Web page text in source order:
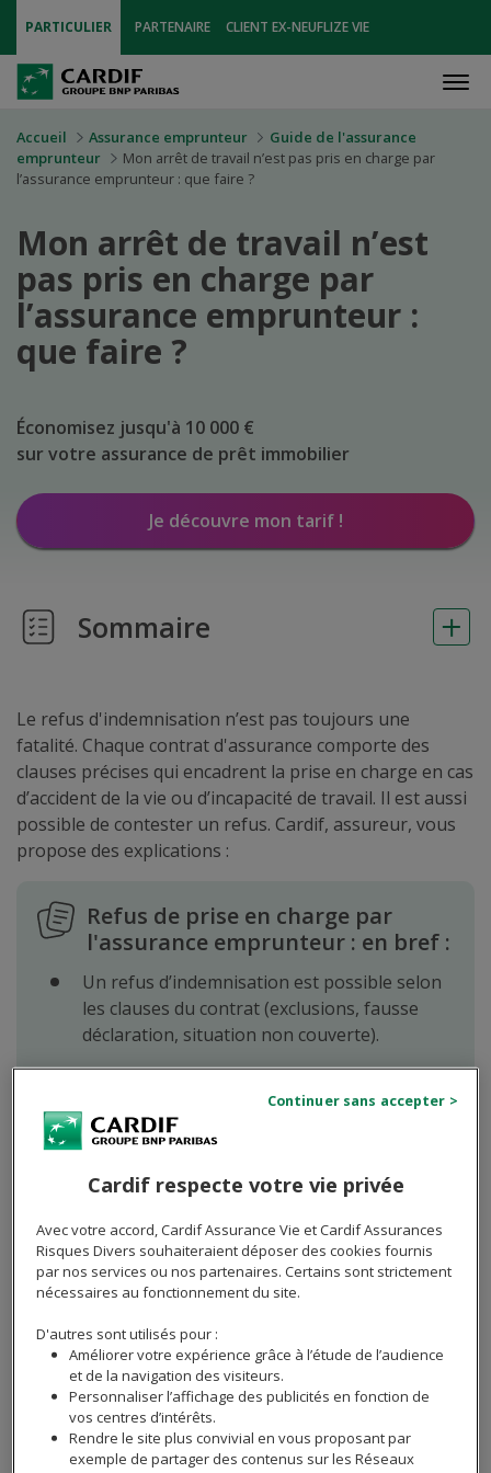
PARTICULIER PARTENAIRE CLIENT EX-NEUFLIZE VIE
Accueil Assurance emprunteur
Guide de l'assurance
emprunteur
Mon arrêt de travail n’est pas pris en charge par
l’assurance emprunteur : que faire ?
Mon arrêt de travail n’est
pas pris en charge par
l’assurance emprunteur :
que faire ?
Économisez jusqu'à 10 000 €
sur votre assurance de prêt immobilier
Je découvre mon tarif !
Sommaire
Le refus d'indemnisation n’est pas toujours une
fatalité. Chaque contrat d'assurance comporte des
clauses précises qui encadrent la prise en charge en cas
d’accident de la vie ou d’incapacité de travail. Il est aussi
possible de contester un refus. Cardif, assureur, vous
propose des explications :
Refus de prise en charge par
l'assurance emprunteur : en bref :
Un refus d’indemnisation est possible selon
les clauses du contrat (exclusions, fausse
déclaration, situation non couverte).
Il est possible de contester un refus auprès
du service client, la médiation de l’assurance
ou une action en justice.
La prise en charge dépend des garanties
souscrites (invalidité, incapacité, cas
spécifiques notamment le burn-out).
Quels sont les motifs possibles
pour un refus d'assurance
emprunteur ?
Les motifs du refus sont variés. Le plus fréquent reste
Cardif respecte votre vie privée
Avec votre accord, Cardif Assurance Vie et Cardif Assurances
Risques Divers souhaiteraient déposer des cookies fournis
par nos services ou nos partenaires. Certains sont strictement
nécessaires au fonctionnement du site.
D'autres sont utilisés pour :
Améliorer votre expérience grâce à l’étude de l’audience
et de la navigation des visiteurs.
Personnaliser l’affichage des publicités en fonction de
vos centres d’intérêts.
Rendre le site plus convivial en vous proposant par
exemple de partager des contenus sur les Réseaux